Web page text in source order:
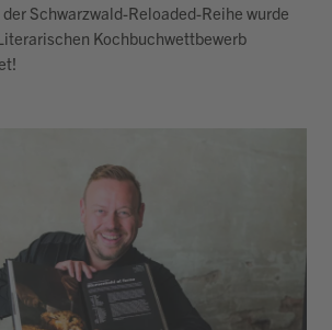
Schwarzwald-Reloaded-Reihe wurde
Kochbuchwettbewerb